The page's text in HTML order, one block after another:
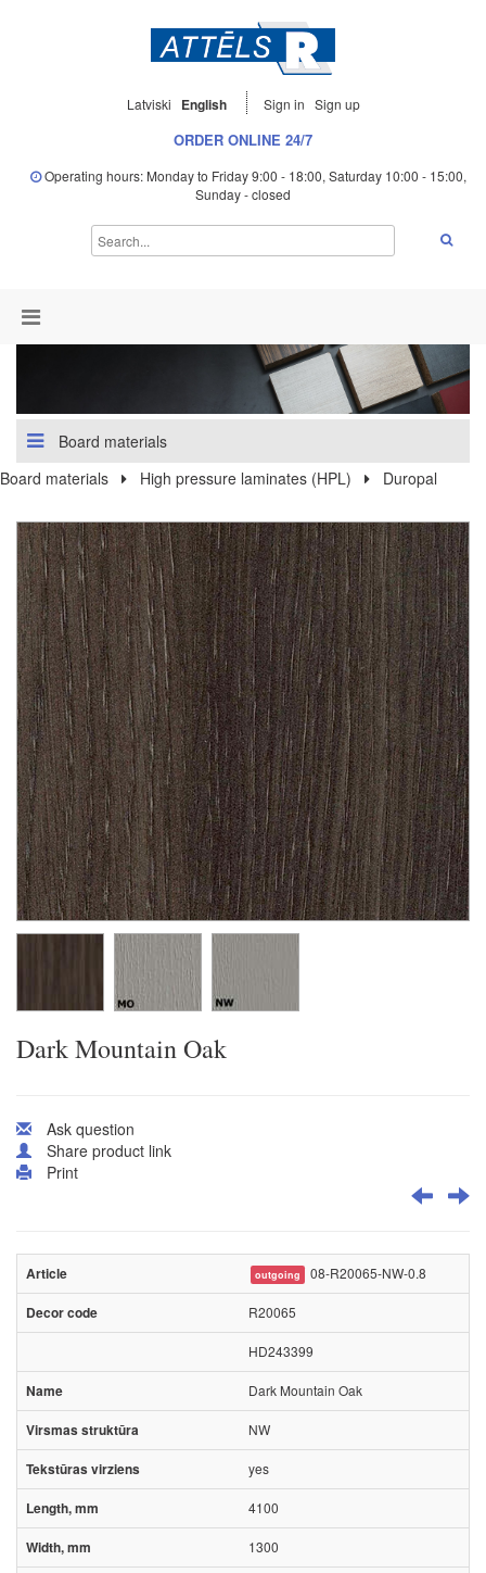
Latviski English Sign in Sign up
ORDER ONLINE 24/7
Operating hours: Monday to Friday 9:00 - 18:00, Saturday 10:00 - 15:00,
Sunday - closed
Board materials
Board materials
High pressure laminates (HPL) Duropal
Dark Mountain Oak
Ask question
Share product link
Print
outgoing 08-R20065-NW-0.8
R20065
HD243399
Dark Mountain Oak
NW
yes
4100
1300